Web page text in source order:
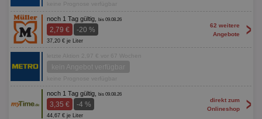
keine Prognose verfügbar
noch 1 Tag gültig, bis 09.08.26
2,79 € -20 %
37,20 € je Liter
62 weitere
Angebote
>
letzte Aktion 2,97 € vor 67 Wochen
kein Angebot verfügbar
keine Prognose verfügbar
noch 1 Tag gültig, bis 09.08.26
3,35 € -4 %
44,67 € je Liter
direkt zum
Onlineshop
>